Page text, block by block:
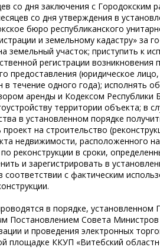
со дня заключения с Городокским
со дня утверждения в
бюро республиканского
и земельному кадастру» за
земельный участок; приступить к
регистрации
предоставления (юридическое
в течение одного года); исполнять
аренды и Кодексом Республики
территории объекта; в
в установленном порядке
на строительство
недвижимости, расположенного
реконструкции в сроки,
и зарегистрировать в
соответствии с фактическим
в порядке,
Постановлением Совета
и проведения электронных
площадке ККУП «Витебский